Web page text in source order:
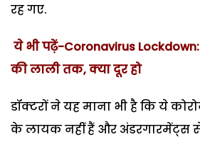
रह गए.
ये भी पढ़ें-Coronavirus
की लाली तक, क्या दूर हो
डॉक्टरों ने यह माना भी है कि ये
के लायक नहीं हैं और अंडरगारमेंट्स